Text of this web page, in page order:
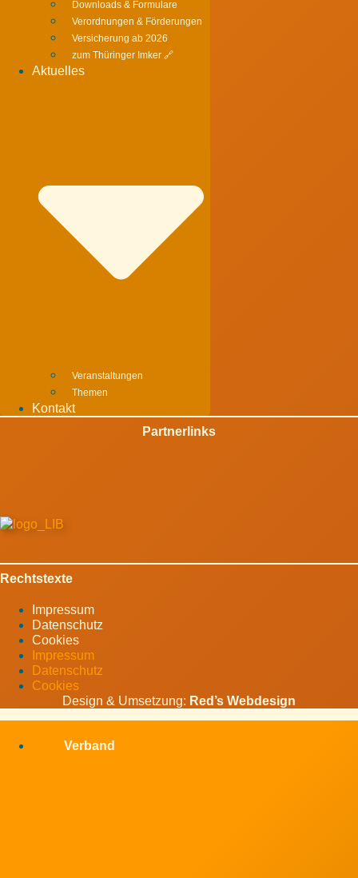
Downloads & Formulare
Verordnungen & Förderungen
Versicherung ab 2026
zum Thüringer Imker 🔗
Aktuelles
Veranstaltungen
Themen
Kontakt
Partnerlinks
Rechtstexte
Impressum
Datenschutz
Cookies
Impressum
Datenschutz
Cookies
Design & Umsetzung: Red’s Webdesign
Verband